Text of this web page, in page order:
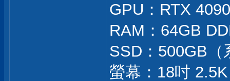
GPU：RTX
RAM：64GB
SSD：500GB（
螢幕：18吋